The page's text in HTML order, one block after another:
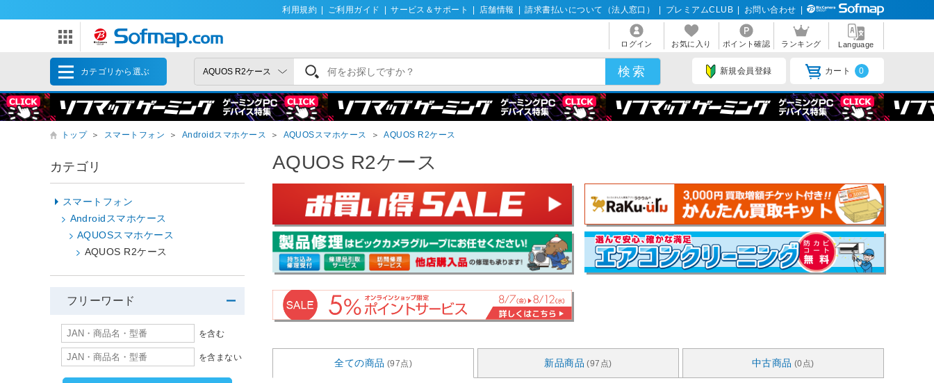
利用規約 ご利用ガイド サービス＆サポート 店舗情報 請求書払いについて（法人窓口） プレミアムCLUB お問い合わせ
ログイン お気に入り ポイント確認 ランキング Language
カテゴリから選ぶ 新規会員登録 カート 0
トップ ＞ スマートフォン ＞ Androidスマホケース ＞ AQUOSスマホケース ＞ AQUOS R2ケース
AQUOS R2ケース
全ての商品 (97点) 新品商品 (97点) 中古商品 (0点)
カテゴリ
スマートフォン
Androidスマホケース
AQUOSスマホケース
AQUOS R2ケース
フリーワード
を含む
を含まない